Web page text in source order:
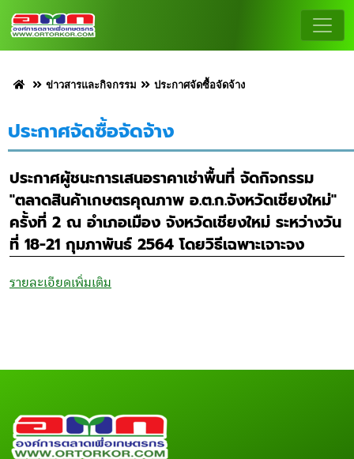
ข่าวสารและกิจกรรม ประกาศจัดซื้อจัดจ้าง
ประกาศจัดซื้อจัดจ้าง
ประกาศผู้ชนะการเสนอราคาเช่าพื้นที่ จัดกิจกรรม
"ตลาดสินค้าเกษตรคุณภาพ อ.ต.ก.จังหวัดเชียงใหม่"
ครั้งที่ 2 ณ อำเภอเมือง จังหวัดเชียงใหม่ ระหว่างวัน
ที่ 18-21 กุมภาพันธ์ 2564 โดยวิธีเฉพาะเจาะจง
รายละเอียดเพิ่มเติม